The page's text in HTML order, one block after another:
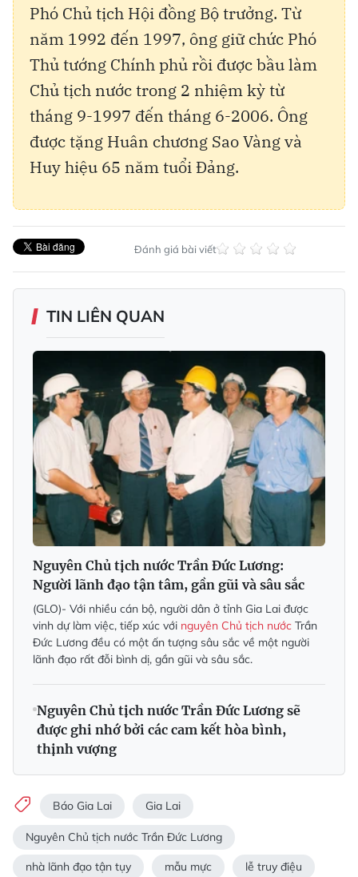
Phó Chủ tịch Hội đồng Bộ trưởng. Từ
năm 1992 đến 1997, ông giữ chức Phó
Thủ tướng Chính phủ rồi được bầu làm
Chủ tịch nước trong 2 nhiệm kỳ từ
tháng 9-1997 đến tháng 6-2006. Ông
được tặng Huân chương Sao Vàng và
Huy hiệu 65 năm tuổi Đảng.
Đánh giá bài viết
TIN LIÊN QUAN
Nguyên Chủ tịch nước Trần Đức Lương:
Người lãnh đạo tận tâm, gần gũi và sâu sắc
(GLO)- Với nhiều cán bộ, người dân ở tỉnh Gia Lai được
vinh dự làm việc, tiếp xúc với nguyên Chủ tịch nước Trần
Đức Lương đều có một ấn tượng sâu sắc về một người
lãnh đạo rất đỗi bình dị, gần gũi và sâu sắc.
Nguyên Chủ tịch nước Trần Đức Lương sẽ
được ghi nhớ bởi các cam kết hòa bình,
thịnh vượng
Báo Gia Lai Gia Lai
Nguyên Chủ tịch nước Trần Đức Lương
nhà lãnh đạo tận tụy mẫu mực lễ truy điệu